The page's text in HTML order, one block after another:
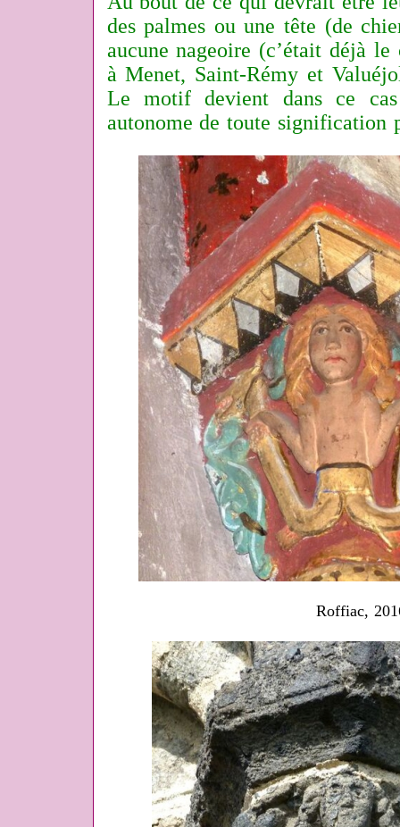
des palmes ou une tête (de
aucune nageoire (c’était déjà
à Menet, Saint-Rémy et
Le motif devient dans ce cas
autonome de toute signification
Roffiac,